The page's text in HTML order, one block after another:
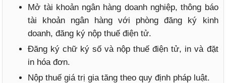
Mở tài khoản ngân hàng doanh nghiệp, thông báo
tài khoản ngân hàng với phòng đăng ký kinh
doanh, đăng ký nộp thuế điện tử.
Đăng ký chữ ký số và nộp thuế điện tử, in và đặt
in hóa đơn.
Nộp thuế giá trị gia tăng theo quy định pháp luật.